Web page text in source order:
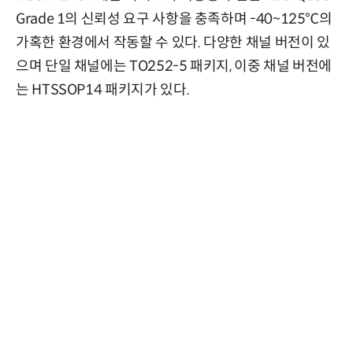
Grade 1의 신뢰성 요구 사항을 충족하며 -40~125℃의
가혹한 환경에서 작동할 수 있다. 다양한 채널 버전이 있
으며 단일 채널에는 TO252-5 패키지, 이중 채널 버전에
는 HTSSOP14 패키지가 있다.